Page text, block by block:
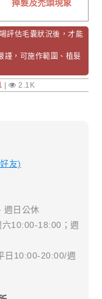
掉髮及禿頭現象
評估毛囊狀況後，才能
謹，可施作範圍、植髮
| 2.1K
友)
週日公休
10:00-18:00；週
日10:00-20:00/週